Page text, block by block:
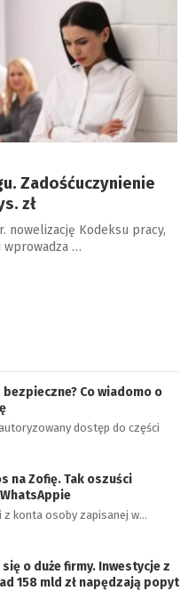
Zadośćuczynienie
zł
nowelizację Kodeksu pracy,
wprowadza …
Co wiadomo o
dostęp do części
na Zofię. Tak oszuści
z konta osoby zapisanej w…
o duże firmy. Inwestycje z
158 mld zł napędzają popyt